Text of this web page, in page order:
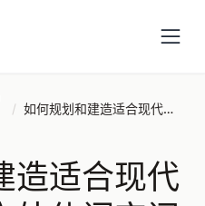
/ 如何规划和建造适合现代风格的别墅户外休闲空间
造适合现代